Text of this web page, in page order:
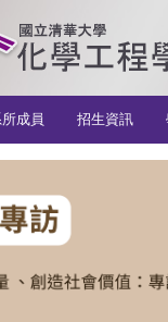
成員 招生資訊